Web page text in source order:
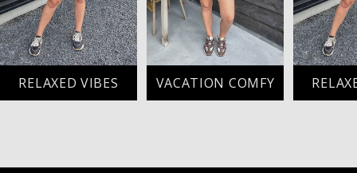
RELAXED VIBES VACATION COMFY